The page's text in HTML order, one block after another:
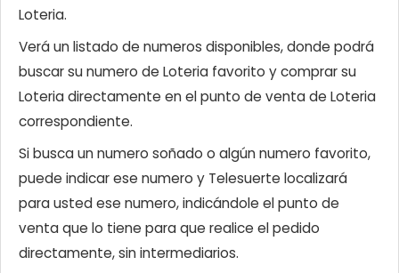
Loteria.
Verá un listado de numeros disponibles, donde podrá
buscar su numero de Loteria favorito y comprar su
Loteria directamente en el punto de venta de Loteria
correspondiente.
Si busca un numero soñado o algún numero favorito,
puede indicar ese numero y Telesuerte localizará
para usted ese numero, indicándole el punto de
venta que lo tiene para que realice el pedido
directamente, sin intermediarios.